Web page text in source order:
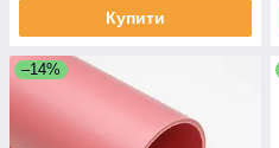
Купити
–14%